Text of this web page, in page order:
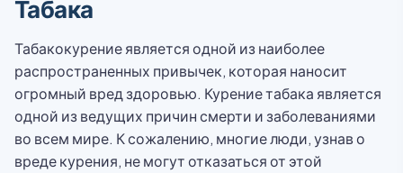
Табака
Табакокурение является одной из наиболее
распространенных привычек, которая наносит
огромный вред здоровью. Курение табака является
одной из ведущих причин смерти и заболеваниями
во всем мире. К сожалению, многие люди, узнав о
вреде курения, не могут отказаться от этой